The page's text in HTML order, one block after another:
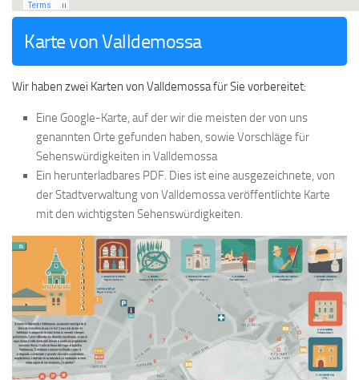
Karte von Valldemossa
Wir haben zwei Karten von Valldemossa für Sie vorbereitet:
Eine Google-Karte, auf der wir die meisten der von uns
genannten Orte gefunden haben, sowie Vorschläge für
Sehenswürdigkeiten in Valldemossa
Ein herunterladbares PDF. Dies ist eine ausgezeichnete, von
der Stadtverwaltung von Valldemossa veröffentlichte Karte
mit den wichtigsten Sehenswürdigkeiten.